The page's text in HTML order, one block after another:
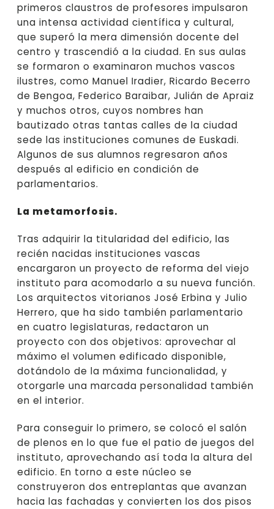
primeros claustros de profesores impulsaron
una intensa actividad científica y cultural,
que superó la mera dimensión docente del
centro y trascendió a la ciudad. En sus aulas
se formaron o examinaron muchos vascos
ilustres, como Manuel Iradier, Ricardo Becerro
de Bengoa, Federico Baraibar, Julián de Apraiz
y muchos otros, cuyos nombres han
bautizado otras tantas calles de la ciudad
sede las instituciones comunes de Euskadi.
Algunos de sus alumnos regresaron años
después al edificio en condición de
parlamentarios.
La metamorfosis.
Tras adquirir la titularidad del edificio, las
recién nacidas instituciones vascas
encargaron un proyecto de reforma del viejo
instituto para acomodarlo a su nueva función.
Los arquitectos vitorianos José Erbina y Julio
Herrero, que ha sido también parlamentario
en cuatro legislaturas, redactaron un
proyecto con dos objetivos: aprovechar al
máximo el volumen edificado disponible,
dotándolo de la máxima funcionalidad, y
otorgarle una marcada personalidad también
en el interior.
Para conseguir lo primero, se colocó el salón
de plenos en lo que fue el patio de juegos del
instituto, aprovechando así toda la altura del
edificio. En torno a este núcleo se
construyeron dos entreplantas que avanzan
hacia las fachadas y convierten los dos pisos